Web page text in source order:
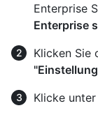
Enterprise
Enterprise
Klicken Sie
Klicke